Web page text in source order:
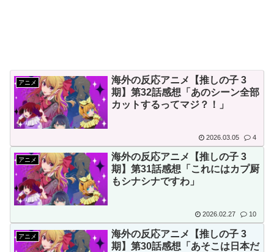
アニメ
海外の反応アニメ【推しの子 3
期】第32話感想「あのシーン全部
カットするってマジ？！」
2026.03.05 4
アニメ
海外の反応アニメ【推しの子 3
期】第31話感想「これにはカプ厨
もシナシナですわ」
2026.02.27 10
アニメ
海外の反応アニメ【推しの子 3
期】第30話感想「あそこは日本だ